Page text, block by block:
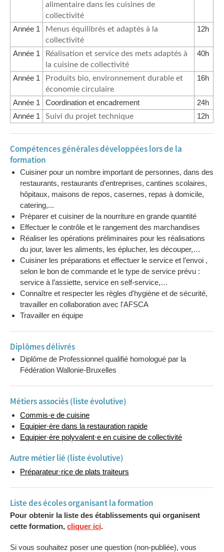
alimentaire dans les cuisines de
collectivité
Année 1
Menus équilibrés et adaptés à la
collectivité
12h
Année 1
Réalisation et service des mets adaptés à
la cuisine de collectivité
40h
Année 1
Produits bio, environnement durable et
économie circulaire
16h
Année 1 Coordination et encadrement
24h
Année 1
Suivi du projet technique 12h
Compétences générales développées lors de la
formation
Cuisiner pour un nombre important de personnes, dans des
restaurants, restaurants d’entreprises, cantines scolaires,
hôpitaux, maisons de repos, casernes, repas à domicile,
catering,...
Préparer et cuisiner de la nourriture en grande quantité
Effectuer le contrôle et le rangement des marchandises
Réaliser les opérations préliminaires pour les réalisations
du jour, laver les aliments, les éplucher, les découper,…
Cuisiner les préparations et effectuer le service et l’envoi ,
selon le bon de commande et le type de service prévu :
service à l’assiette, service en self-service,…
Connaître et respecter les règles d'hygiène et de sécurité,
travailler en collaboration avec l'AFSCA
Travailler en équipe
Diplômes délivrés
Diplôme de Professionnel qualifié homologué par la
Fédération Wallonie-Bruxelles
Métiers associés (liste évolutive)
Commis·e de cuisine
Equipier·ère dans la restauration rapide
Equipier·ère polyvalent·e en cuisine de collectivité
Autre métier lié (liste évolutive)
Préparateur·rice de plats traiteurs
Liste des écoles organisant la formation
Pour obtenir la liste des établissements qui organisent
cette formation, cliquer ici.
Si vous souhaitez poser une question (non-publiée), vous